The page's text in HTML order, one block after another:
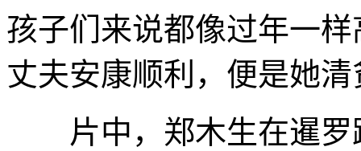
孩子们来说都像过年一
丈夫安康顺利，便是她
片中，郑木生在暹罗